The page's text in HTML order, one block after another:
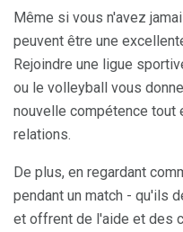
Même si vous n'avez
peuvent être une
Rejoindre une ligue
ou le volleyball vous
nouvelle compétence tout
relations.
De plus, en regardant
pendant un match - qu'ils
et offrent de l'aide et des